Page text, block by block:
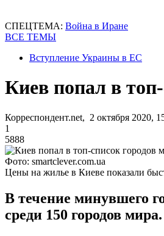
СПЕЦТЕМА: Война в Иране
ВСЕ ТЕМЫ
Вступление Украины в ЕС
Киев попал в
Корреспондент.net, 2 октября 2020,
1
5888
Фото: smartclever.com.ua
Цены на жилье в Киеве показали
В течение минувшего
среди 150 городов мира.